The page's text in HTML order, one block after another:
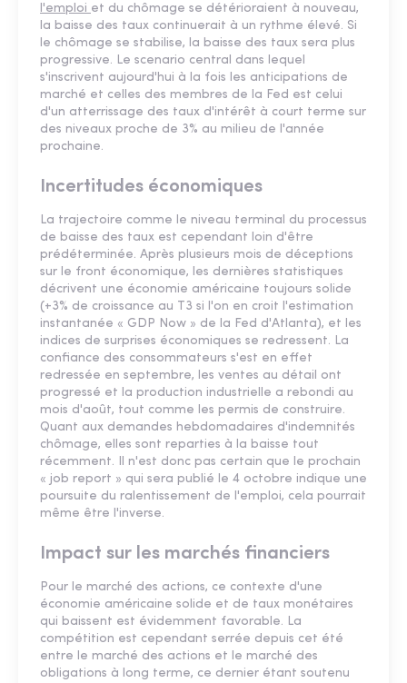
l'emploi et du chômage se détérioraient à nouveau,
la baisse des taux continuerait à un rythme élevé. Si
le chômage se stabilise, la baisse des taux sera plus
progressive. Le scenario central dans lequel
s'inscrivent aujourd'hui à la fois les anticipations de
marché et celles des membres de la Fed est celui
d'un atterrissage des taux d'intérêt à court terme sur
des niveaux proche de 3% au milieu de l'année
prochaine.
Incertitudes économiques
La trajectoire comme le niveau terminal du processus
de baisse des taux est cependant loin d'être
prédéterminée. Après plusieurs mois de déceptions
sur le front économique, les dernières statistiques
décrivent une économie américaine toujours solide
(+3% de croissance au T3 si l'on en croit l'estimation
instantanée « GDP Now » de la Fed d'Atlanta), et les
indices de surprises économiques se redressent. La
confiance des consommateurs s'est en effet
redressée en septembre, les ventes au détail ont
progressé et la production industrielle a rebondi au
mois d'août, tout comme les permis de construire.
Quant aux demandes hebdomadaires d'indemnités
chômage, elles sont reparties à la baisse tout
récemment. Il n'est donc pas certain que le prochain
« job report » qui sera publié le 4 octobre indique une
poursuite du ralentissement de l'emploi, cela pourrait
même être l'inverse.
Impact sur les marchés financiers
Pour le marché des actions, ce contexte d'une
économie américaine solide et de taux monétaires
qui baissent est évidemment favorable. La
compétition est cependant serrée depuis cet été
entre le marché des actions et le marché des
obligations à long terme, ce dernier étant soutenu